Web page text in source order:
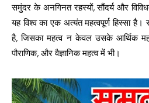
समुंदर के अनगिनत रहस्यों, सौंदर्य और
यह विश्व का एक अत्यंत महत्वपूर्ण हिस्सा
है, जिसका महत्व न केवल उसके आर्थिक
पौराणिक, और वैज्ञानिक महत्व में भी।